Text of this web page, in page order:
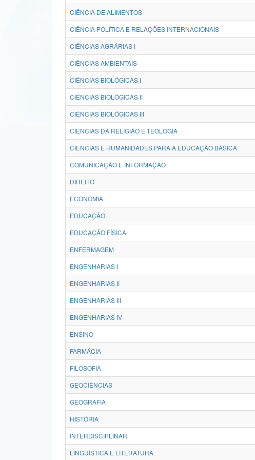
CIÊNCIA DE ALIMENTOS
CIÊNCIA POLÍTICA E RELAÇÕES INTERNACIONAIS
CIÊNCIAS AGRÁRIAS I
CIÊNCIAS AMBIENTAIS
CIÊNCIAS BIOLÓGICAS I
CIÊNCIAS BIOLÓGICAS II
CIÊNCIAS BIOLÓGICAS III
CIÊNCIAS DA RELIGIÃO E TEOLOGIA
CIÊNCIAS E HUMANIDADES PARA A EDUCAÇÃO BÁSICA
COMUNICAÇÃO E INFORMAÇÃO
DIREITO
ECONOMIA
EDUCAÇÃO
EDUCAÇÃO FÍSICA
ENFERMAGEM
ENGENHARIAS I
ENGENHARIAS II
ENGENHARIAS III
ENGENHARIAS IV
ENSINO
FARMÁCIA
FILOSOFIA
GEOCIÊNCIAS
GEOGRAFIA
HISTÓRIA
INTERDISCIPLINAR
LINGUÍSTICA E LITERATURA